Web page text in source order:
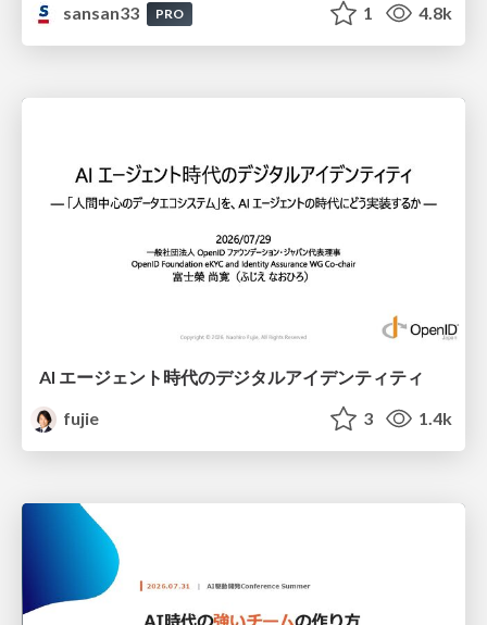
sansan33
PRO 1 4.8k
AI エージェント時代のデジタルアイデンティティ
fujie
3 1.4k